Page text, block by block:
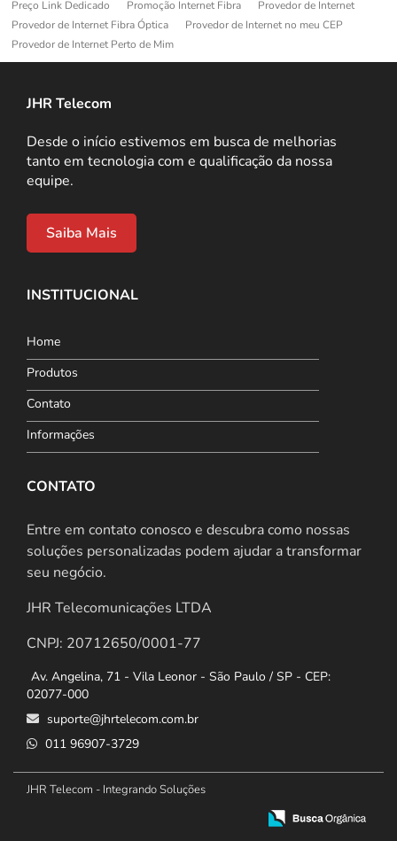
Preço Link Dedicado
Promoção Internet Fibra
Provedor de Internet
Provedor de Internet Fibra Óptica
Provedor de Internet no meu CEP
Provedor de Internet Perto de Mim
JHR Telecom
Desde o início estivemos em busca de melhorias
tanto em tecnologia com e qualificação da nossa
equipe.
Saiba Mais
INSTITUCIONAL
Home
Produtos
Contato
Informações
CONTATO
Entre em contato conosco e descubra como nossas
soluções personalizadas podem ajudar a transformar
seu negócio.
JHR Telecomunicações LTDA
CNPJ: 20712650/0001-77
Av. Angelina, 71 - Vila Leonor - São Paulo / SP - CEP:
02077-000
suporte@jhrtelecom.com.br
011 96907-3729
JHR Telecom - Integrando Soluções